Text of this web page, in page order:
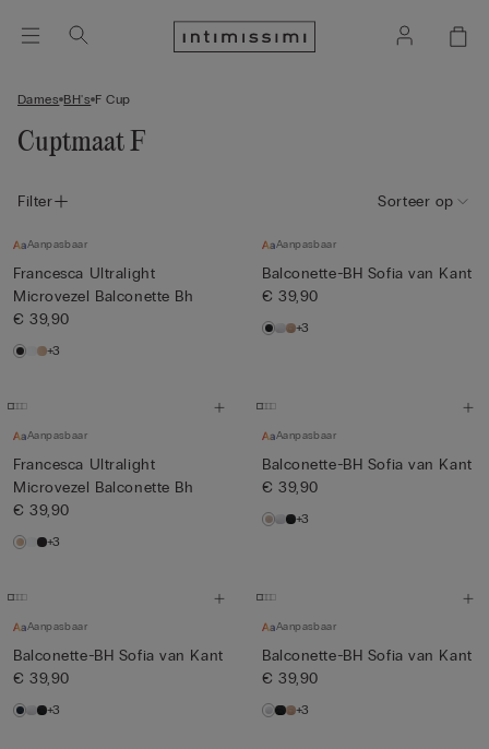
Dames BH's F Cup
Cuptmaat F
Filter Sorteer op
Aanpasbaar
Francesca Ultralight
Microvezel Balconette Bh
€ 39,90
+3
Aanpasbaar
Balconette-BH Sofia van Kant
€ 39,90
+3
Aanpasbaar
Francesca Ultralight
Microvezel Balconette Bh
€ 39,90
+3
Aanpasbaar
Balconette-BH Sofia van Kant
€ 39,90
+3
Aanpasbaar
Balconette-BH Sofia van Kant
€ 39,90
+3
Aanpasbaar
Balconette-BH Sofia van Kant
€ 39,90
+3